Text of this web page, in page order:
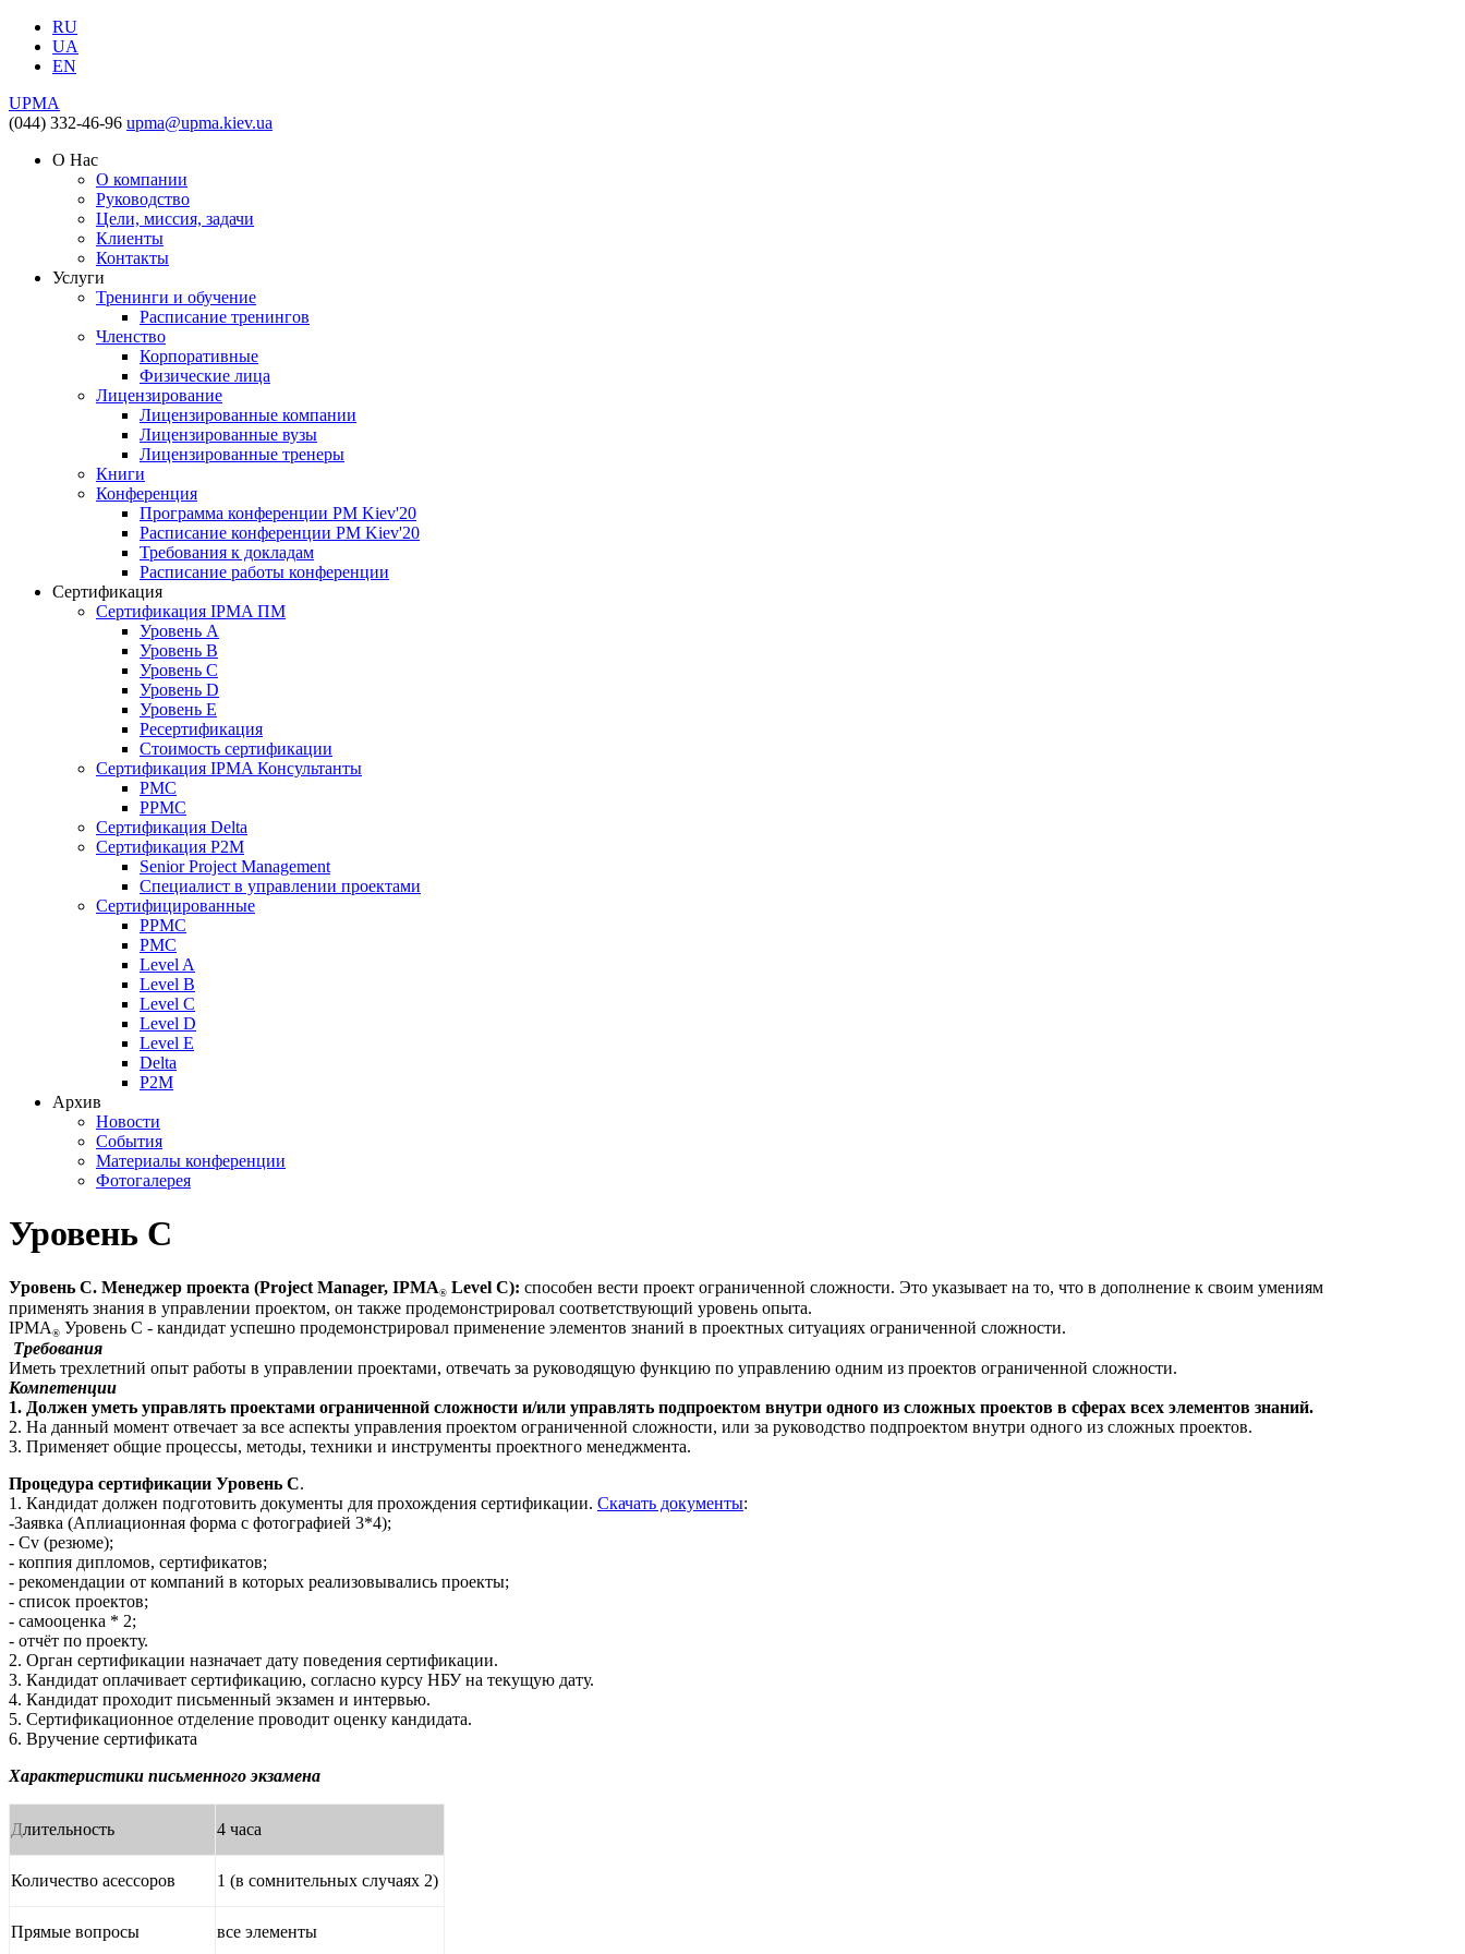
RU
UA
EN
UPMA
(044) 332-46-96 upma@upma.kiev.ua
О Нас
О компании
Руководство
Цели, миссия, задачи
Клиенты
Контакты
Услуги
Тренинги и обучение
Расписание тренингов
Членство
Корпоративные
Физические лица
Лицензирование
Лицензированные компании
Лицензированные вузы
Лицензированные тренеры
Книги
Конференция
Программа конференции PM Kiev'20
Расписание конференции PM Kiev'20
Требования к докладам
Расписание работы конференции
Сертификация
Сертификация IPMA ПМ
Уровень A
Уровень B
Уровень C
Уровень D
Уровень Е
Ресертификация
Стоимость сертификации
Сертификация IPMA Консультанты
PMC
PPMC
Сертификация Delta
Сертификация P2M
Senior Project Management
Специалист в управлении проектами
Сертифицированные
PPMC
PMC
Level A
Level B
Level C
Level D
Level E
Delta
P2M
Архив
Новости
События
Материалы конференции
Фотогалерея
Уровень C
Уровень С. Менеджер проекта (Project Manager, IPMA® Level C): способен вести проект ограниченной сложности. Это указывает на то, что в дополнение к своим умениям
применять знания в управлении проектом, он также продемонстрировал cоответствующий уровень опыта.
IPMA ® Уровень С - кандидат успешно продемонстрировал применение элементов знаний в проектных ситуациях ограниченной сложности.
Требования
Иметь трехлетний опыт работы в управлении проектами, отвечать за руководящую функцию по управлению одним из проектов ограниченной сложности.
Компетенции
1. Должен уметь управлять проектами ограниченной сложности и/или управлять подпроектом внутри одного из сложных проектов в сферах всех элементов знаний.
2. На данный момент отвечает за все аспекты управления проектом ограниченной сложности, или за руководство подпроектом внутри одного из сложных проектов.
3. Применяет общие процессы, методы, техники и инструменты проектного менеджмента.
Процедура сертификации Уровень С.
1. Кандидат должен подготовить документы для прохождения сертификации. Скачать документы:
-Заявка (Аплиационная форма с фотографией 3*4);
- Сv (резюме);
- коппия дипломов, сертификатов;
- рекомендации от компаний в которых реализовывались проекты;
- список проектов;
- самооценка * 2;
- отчёт по проекту.
2. Орган сертификации назначает дату поведения сертификации.
3. Кандидат оплачивает сертификацию, согласно курсу НБУ на текущую дату.
4. Кандидат проходит письменный экзамен и интервью.
5. Сертификационное отделение проводит оценку кандидата.
6. Вручение сертификата
Характеристики письменного экзамена
Длительность 4 часа
Количество асессоров 1 (в сомнительных случаях 2)
Прямые вопросы все элементы